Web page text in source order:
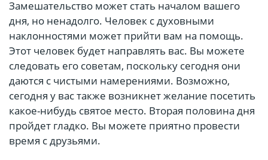
Замешательство может стать началом вашего
дня, но ненадолго. Человек с духовными
наклонностями может прийти вам на помощь.
Этот человек будет направлять вас. Вы можете
следовать его советам, поскольку сегодня они
даются с чистыми намерениями. Возможно,
сегодня у вас также возникнет желание посетить
какое-нибудь святое место. Вторая половина дня
пройдет гладко. Вы можете приятно провести
время с друзьями.